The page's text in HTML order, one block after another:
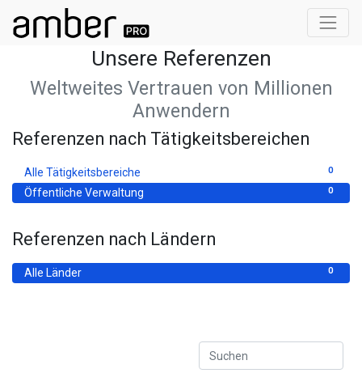
Unsere Referenzen
Weltweites Vertrauen von Millionen
Anwendern
Referenzen nach Tätigkeitsbereichen
0
Alle Tätigkeitsbereiche
0
Öffentliche Verwaltung
Referenzen nach Ländern
0
Alle Länder